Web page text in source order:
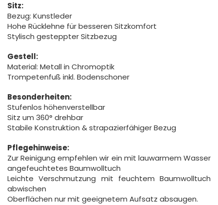
Sitz:
Bezug: Kunstleder
Hohe Rücklehne für besseren Sitzkomfort
Stylisch gesteppter Sitzbezug
Gestell:
Material: Metall in Chromoptik
Trompetenfuß inkl. Bodenschoner
Besonderheiten:
Stufenlos höhenverstellbar
Sitz um 360° drehbar
Stabile Konstruktion & strapazierfähiger Bezug
Pflegehinweise:
Zur Reinigung empfehlen wir ein mit lauwarmem Wasser
angefeuchtetes Baumwolltuch
Leichte Verschmutzung mit feuchtem Baumwolltuch
abwischen
Oberflächen nur mit geeignetem Aufsatz absaugen.